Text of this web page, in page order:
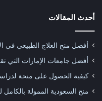
أحدث المقالات
أفضل منح العلاج الطبيعي في
أفضل جامعات الإمارات التي
كيفية الحصول على منحة
منح السعودية الممولة